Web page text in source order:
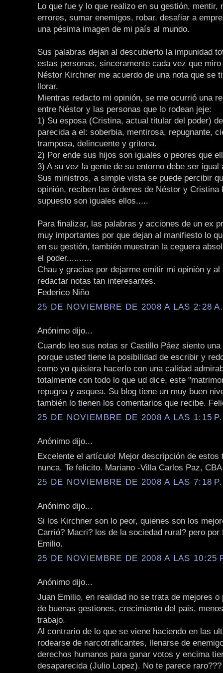
Lo que fue y lo que realizo en su gestión, mentir,
errores, sumar enemigos, robar, desafiar a
una pésima imagen de mi país al mundo.
Sus palabras dejan al descubierto la impunidad
estas personas, sinceramente cada vez que
Néstor Kirchner me acuerdo de una nota que se
llorar.
Mientras redacto mi opinión, se me ocurrió una
entre Néstor y las personas que lo rodean jeje:
1) Su esposa (Cristina, actual titular del poder)
parecida a el: soberbia, mentirosa, repugnante,
tramposa, delincuente y gritona.
2) Por ende sus hijos son iguales o peores que
3) A su vez la gente de su entorno debe ser igual
Sus ministros, a simple vista se puede percibir
opinión, reciben las órdenes de Néstor y Cristina
supuesto son iguales ellos.....
Para finalizar, las palabras y acciones de un ex
muy importantes por que dejan al manifiesto lo
en su gestión, también muestran la ceguera
el poder..........
Chau y gracias por dejarme emitir mi opinión y al
redactar notas tan interesantes.
Federico Niño
25 DE NOVIEMBRE DE 2008 A LAS 2:28
Anónimo dijo...
Cuando leo sus notas sr Castillo Páez siento
porque usted tiene la posibilidad de escribir y
como yo quisiera hacerlo con una calidad
totalmente con todo lo que ud dice, este
repugna y asquea. Su blog tiene un muy buen
también lo tienen los comentarios que recibe.
25 DE NOVIEMBRE DE 2008 A LAS 1:15
Anónimo dijo...
Excelente el artículo! Mejor descripción de estos
nunca. Te felicito. Mariano -Villa Carlos Paz,
25 DE NOVIEMBRE DE 2008 A LAS 7:18
Anónimo dijo...
Si los Kirchner son lo peor, quienes son los
Carrió? Macri? los de la sociedad rural? pero
Emilio.
25 DE NOVIEMBRE DE 2008 A LAS 10:25
Anónimo dijo...
Juan Emilio, en realidad no se trata de mejores
de buenas gestiones, crecimiento del pais,
trabajo.
Al contrario de lo que se viene haciendo en las
rodearse de narcotraficantes, llenarse de
derechos humanos para ganar votos y encima
desaparecida (Julio Lopez). No te parece